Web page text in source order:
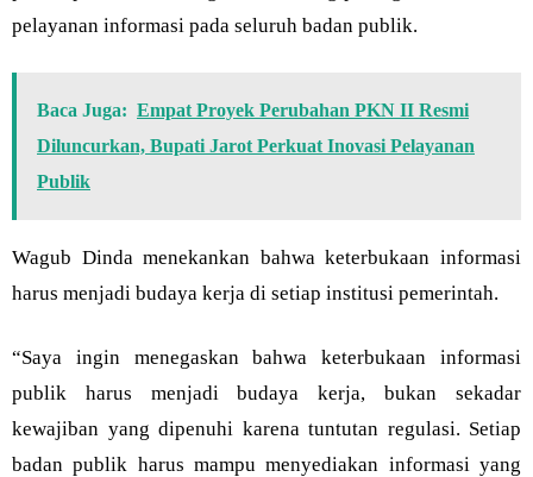
pelayanan informasi pada seluruh badan publik.
Baca Juga: Empat Proyek Perubahan PKN II Resmi
Diluncurkan, Bupati Jarot Perkuat Inovasi Pelayanan
Publik
Wagub Dinda menekankan bahwa keterbukaan informasi
harus menjadi budaya kerja di setiap institusi pemerintah.
“Saya ingin menegaskan bahwa keterbukaan informasi
publik harus menjadi budaya kerja, bukan sekadar
kewajiban yang dipenuhi karena tuntutan regulasi. Setiap
badan publik harus mampu menyediakan informasi yang